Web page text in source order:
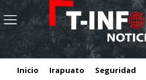
Inicio Irapuato Seguridad